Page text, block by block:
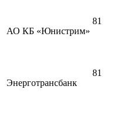
АО КБ «Юнистрим»
81
Энерготрансбанк
81